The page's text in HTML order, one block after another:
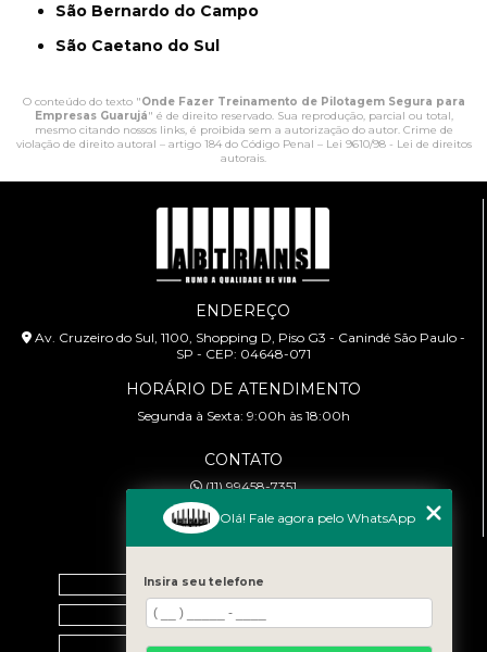
São Bernardo do Campo
São Caetano do Sul
O conteúdo do texto "Onde Fazer Treinamento de Pilotagem Segura para
Empresas Guarujá" é de direito reservado. Sua reprodução, parcial ou total,
mesmo citando nossos links, é proibida sem a autorização do autor. Crime de
violação de direito autoral – artigo 184 do Código Penal – Lei 9610/98 - Lei de direitos
autorais.
ENDEREÇO
Av. Cruzeiro do Sul, 1100, Shopping D, Piso G3 - Canindé São Paulo -
SP - CEP: 04648-071
HORÁRIO DE ATENDIMENTO
Segunda à Sexta: 9:00h às 18:00h
CONTATO
(11) 99458-7351
cursoabtrans@gmail.com
Home
Empresa
Galeria
Olá! Fale agora pelo WhatsApp
Insira seu telefone